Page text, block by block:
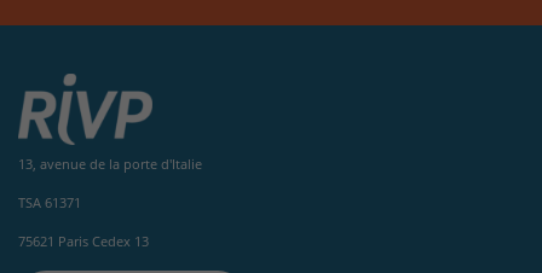
13, avenue de la porte d'Italie
TSA 61371
75621 Paris Cedex 13